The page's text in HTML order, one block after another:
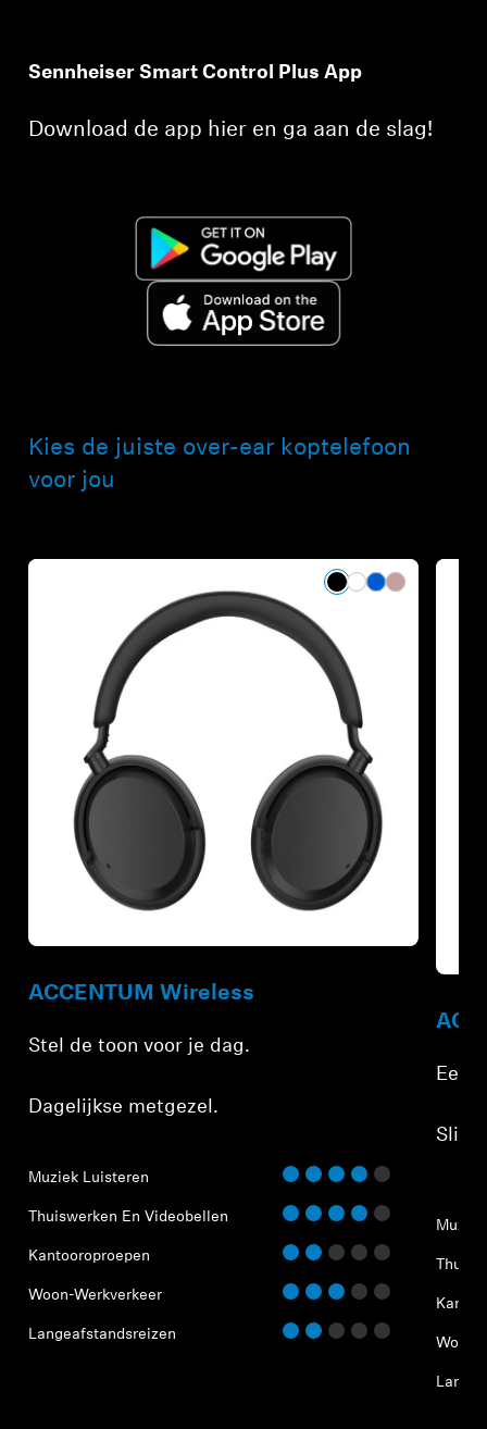
Sennheiser Smart Control Plus App
Download de app hier en ga aan de slag!
Kies de juiste over-ear koptelefoon
voor jou
ACCENTUM Wireless
Stel de toon voor je dag.
Dagelijkse metgezel.
Muziek Luisteren
Thuiswerken En Videobellen
Kantooroproepen
Woon-Werkverkeer
Langeafstandsreizen
Een
Woon-